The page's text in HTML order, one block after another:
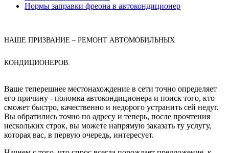
Нормы заправки фреона в автокондиционер
НАШЕ ПРИЗВАНИЕ – РЕМОНТ АВТОМОБИЛЬНЫХ
КОНДИЦИОНЕРОВ.
Ваше теперешнее местонахождение в сети точно определяет
его причину - поломка автокондиционера и поиск того, кто
сможет быстро, качественно и недорого устранить сей недуг.
Вы обратились точно по адресу и теперь, после прочтения
нескольких строк, вы можете напрямую заказать ту услугу,
которая вас, в первую очередь, интересует.